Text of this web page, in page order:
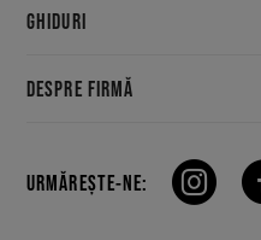
GHIDURI
DESPRE FIRMĂ
URMĂREȘTE-NE: